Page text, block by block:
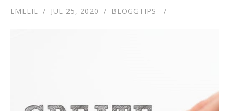
EMELIE JUL 25, 2020 BLOGGTIPS